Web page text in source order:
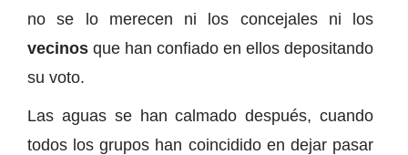
no se lo merecen ni los concejales ni los
vecinos que han confiado en ellos depositando
su voto.
Las aguas se han calmado después, cuando
todos los grupos han coincidido en dejar pasar